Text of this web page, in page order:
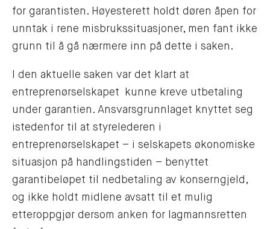
for garantisten. Høyesterett holdt døren åpen for
unntak i rene misbrukssituasjoner, men fant ikke
grunn til å gå nærmere inn på dette i saken.
I den aktuelle saken var det klart at
entreprenørselskapet kunne kreve utbetaling
under garantien. Ansvarsgrunnlaget knyttet seg
istedenfor til at styrelederen i
entreprenørselskapet – i selskapets økonomiske
situasjon på handlingstiden – benyttet
garantibeløpet til nedbetaling av konserngjeld,
og ikke holdt midlene avsatt til et mulig
etteroppgjør dersom anken for lagmannsretten